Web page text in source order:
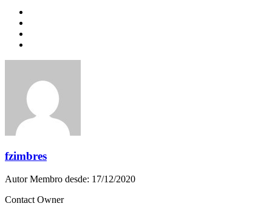
fzimbres
Autor Membro desde: 17/12/2020
Contact Owner